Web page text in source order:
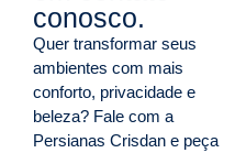
conosco.
Quer transformar seus
ambientes com mais
conforto, privacidade e
beleza? Fale com a
Persianas Crisdan e peça